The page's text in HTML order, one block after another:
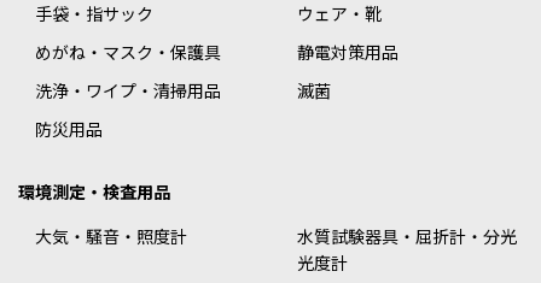
手袋・指サック
ウェア・靴
めがね・マスク・保護具
静電対策用品
洗浄・ワイプ・清掃用品
滅菌
防災用品
環境測定・検査用品
大気・騒音・照度計
水質試験器具・屈折計・分光
光度計